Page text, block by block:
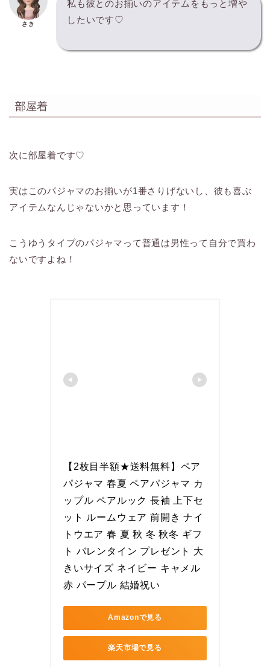
さき
私も彼とのお揃いのアイテムをもっと増や
したいです♡
部屋着
次に部屋着です♡
実はこのパジャマのお揃いが1番さりげないし、彼も喜ぶ
アイテムなんじゃないかと思っています！
こうゆうタイプのパジャマって普通は男性って自分で買わ
ないですよね！
【2枚目半額★送料無料】ペア
パジャマ 春夏 ペアパジャマ カ
ップル ペアルック 長袖 上下セ
ット ルームウェア 前開き ナイ
トウエア 春 夏 秋 冬 秋冬 ギフ
ト バレンタイン プレゼント 大
きいサイズ ネイビー キャメル
赤 パープル 結婚祝い
Amazonで見る
楽天市場で見る